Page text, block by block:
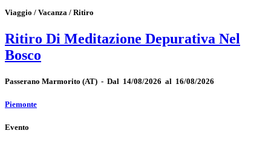
Viaggio / Vacanza / Ritiro
Ritiro Di Meditazione Depurativa Nel
Bosco
Passerano Marmorito (AT) - Dal 14/08/2026 al 16/08/2026
Piemonte
Evento